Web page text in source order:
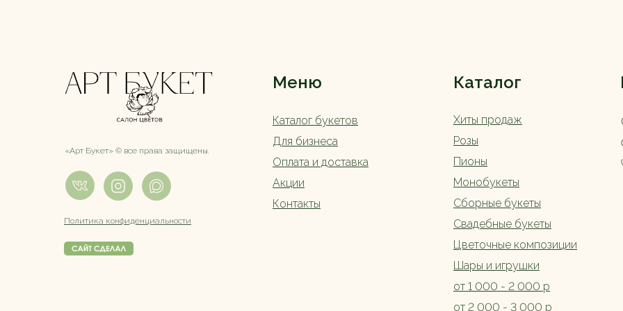
Меню Каталог
Каталог букетов
Политика конфиденциальности
Оплата и доставка
Сборные букеты
Свадебные букеты
«Арт Букет» ©️ все права защищены.
Для бизнеса
Хиты продаж
Монобукеты
Цветочные композиции
Акции
Контакты
Шары и игрушки
от 1 000 - 2 000 р
от 2 000 - 3 000 р
Розы
Пионы